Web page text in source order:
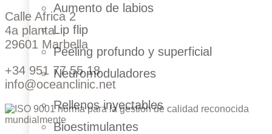
Aumento de labios
Lip flip
Peeling profundo y superficial
Neuromoduladores
Rellenos inyectables
Bioestimulantes
Calle Africa 2
4a planta
29601 Marbella
+34 951 77 55 18
info@oceanclinic.net